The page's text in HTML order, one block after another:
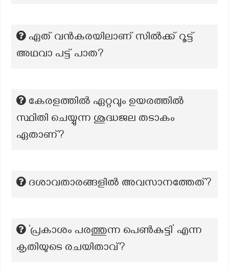
ഏത് വൻകരയിലാണ് സിൽക്ക് റൂട്ട്
അഥവാ പട്ട് പാത?
കേരളത്തിൽ ഏറ്റവും ഉയരത്തിൽ
സ്ഥിതി ചെയ്യുന്ന ശുദ്ധജല തടാകം
ഏതാണ്?
ദശാവതാരങ്ങളിൽ അവസാനത്തേത്?
‘പ്രകാശം പരത്തുന്ന പെൺകുട്ടി’ എന്ന
കൃതിയുടെ രചയിതാവ്?